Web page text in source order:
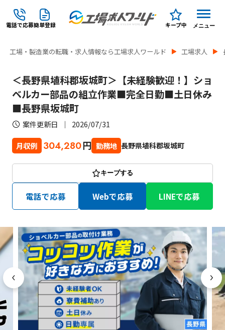
電話で応募簡単登録 キープ中 メニュー
工場・製造業の転職・求人情報なら工場求人ワールド 工場求人
＜長野県埴科郡坂城町＞【未経験歓迎！】ショ
ベルカー部品の組立作業■完全日勤■土日休み
■長野県坂城町
案件更新日 2026/07/31
月収例 304,280円 勤務地 長野県埴科郡坂城町
キープする
電話で応募 Webで応募 LINEで応募